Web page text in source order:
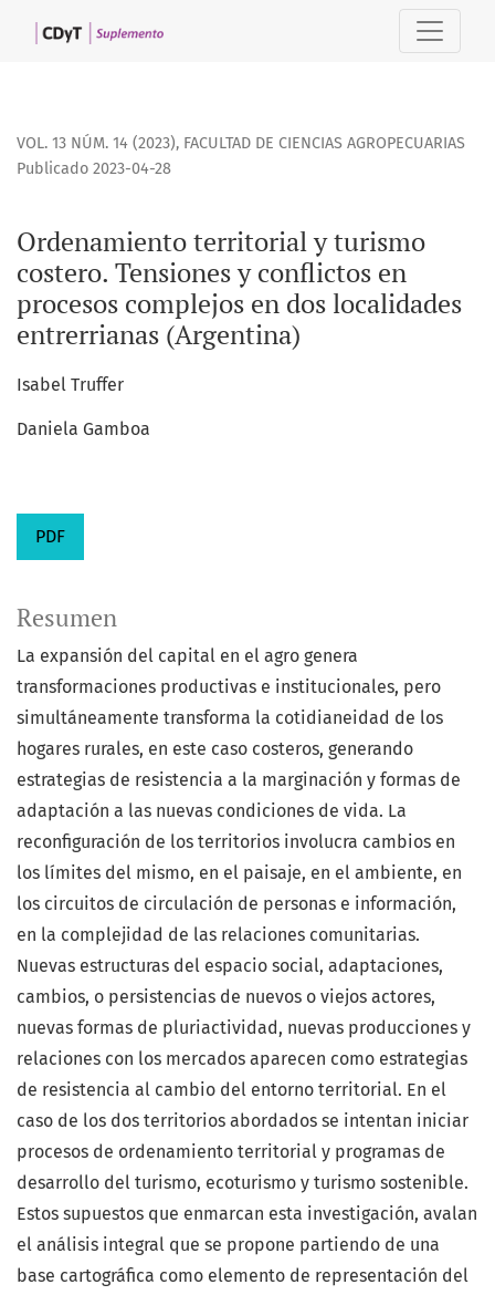
Ordenamiento territorial y turismo costero. Tensiones y
VOL. 13 NÚM. 14 (2023), FACULTAD DE CIENCIAS AGROPECUARIAS
Ordenamiento territorial y turismo
costero. Tensiones y conflictos en
procesos complejos en dos localidades
entrerrianas (Argentina)
Publicado 2023-04-28
Isabel Truffer
Daniela Gamboa
PDF
Resumen
La expansión del capital en el agro genera
transformaciones productivas e institucionales, pero
simultáneamente transforma la cotidianeidad de los
hogares rurales, en este caso costeros, generando
estrategias de resistencia a la marginación y formas de
adaptación a las nuevas condiciones de vida. La
reconfiguración de los territorios involucra cambios en
los límites del mismo, en el paisaje, en el ambiente, en
los circuitos de circulación de personas e información,
en la complejidad de las relaciones comunitarias.
Nuevas estructuras del espacio social, adaptaciones,
cambios, o persistencias de nuevos o viejos actores,
nuevas formas de pluriactividad, nuevas producciones y
relaciones con los mercados aparecen como estrategias
de resistencia al cambio del entorno territorial. En el
caso de los dos territorios abordados se intentan iniciar
procesos de ordenamiento territorial y programas de
desarrollo del turismo, ecoturismo y turismo sostenible.
Estos supuestos que enmarcan esta investigación, avalan
el análisis integral que se propone partiendo de una
base cartográfica como elemento de representación del